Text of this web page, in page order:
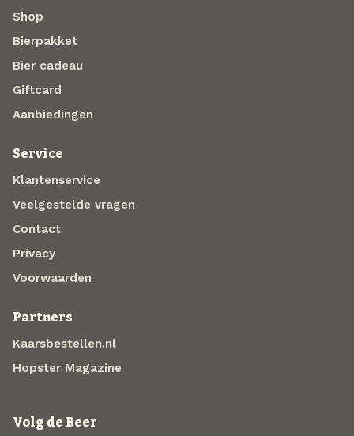
Shop
Bierpakket
Bier cadeau
Giftcard
Aanbiedingen
Service
Klantenservice
Veelgestelde vragen
Contact
Privacy
Voorwaarden
Partners
Kaarsbestellen.nl
Hopster Magazine
Volg de Beer